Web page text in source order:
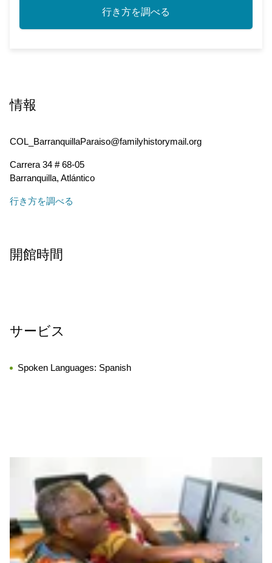
行き方を調べる
情報
COL_BarranquillaParaiso@familyhistorymail.org
Carrera 34 # 68-05
Barranquilla, Atlántico
行き方を調べる
開館時間
サービス
Spoken Languages: Spanish